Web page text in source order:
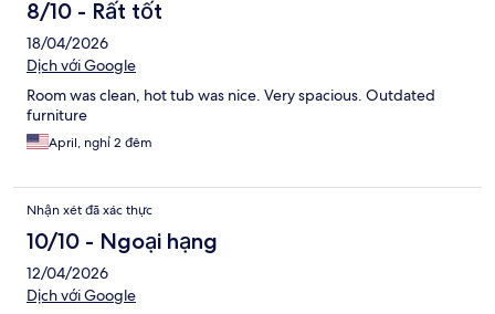
8/10 - Rất tốt
18/04/2026
Dịch với Google
Room was clean, hot tub was nice. Very spacious. Outdated
furniture
April, nghỉ 2 đêm
Nhận xét đã xác thực
10/10 - Ngoại hạng
12/04/2026
Dịch với Google